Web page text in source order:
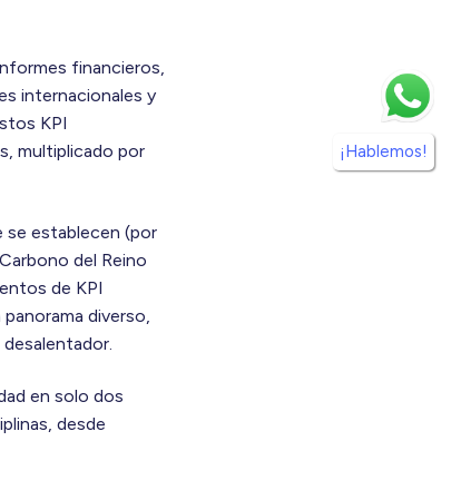
financieros,
internacionales y
KPI
multiplicado por
se establecen (por
del Reino
de KPI
diverso,
en solo dos
desde
¡Hablemos!